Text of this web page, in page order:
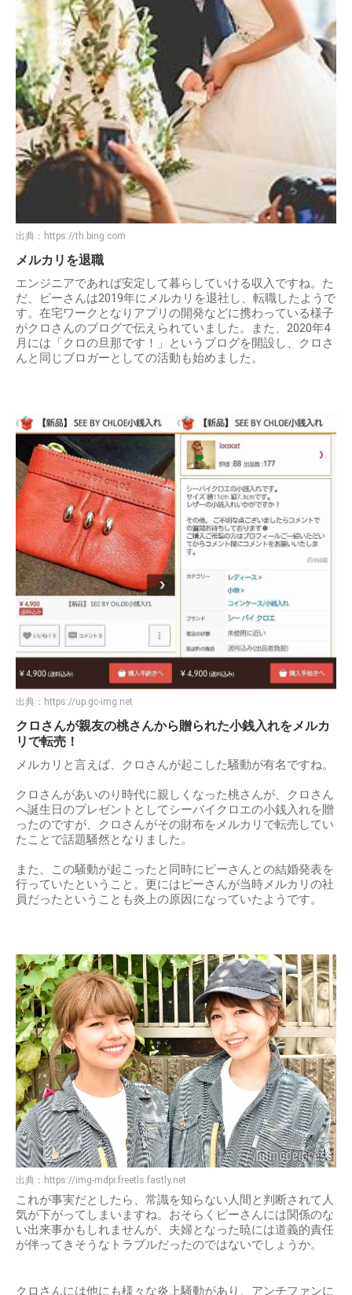
出典： https://th.bing.com
メルカリを退職
エンジニアであれば安定して暮らしていける収入ですね。た
だ、ピーさんは2019年にメルカリを退社し、転職したようで
す。在宅ワークとなりアプリの開発などに携わっている様子
がクロさんのブログで伝えられていました。また、2020年4
月には「クロの旦那です！」というブログを開設し、クロさ
んと同じブロガーとしての活動も始めました。
出典： https://up.gc-img.net
クロさんが親友の桃さんから贈られた小銭入れをメルカ
リで転売！
メルカリと言えば、クロさんが起こした騒動が有名ですね。
クロさんがあいのり時代に親しくなった桃さんが、クロさん
へ誕生日のプレゼントとしてシーバイクロエの小銭入れを贈
ったのですが、クロさんがその財布をメルカリで転売してい
たことで話題騒然となりました。
また、この騒動が起こったと同時にピーさんとの結婚発表を
行っていたということ。更にはピーさんが当時メルカリの社
員だったということも炎上の原因になっていたようです。
出典： https://img-mdpr.freetls.fastly.net
これが事実だとしたら、常識を知らない人間と判断されて人
気が下がってしまいますね。おそらくピーさんには関係のな
い出来事かもしれませんが、夫婦となった暁には道義的責任
が伴ってきそうなトラブルだったのではないでしょうか。
クロさんには他にも様々な炎上騒動があり、アンチファンに